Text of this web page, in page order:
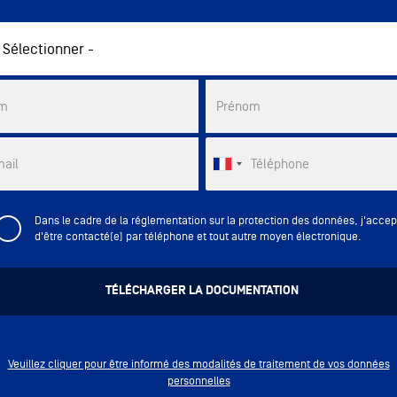
Prénom
Téléphone
Dans le cadre de la réglementation sur la protection des données,
d'être contacté(e) par téléphone et tout autre moyen électronique.
Veuillez cliquer pour être informé des modalités de traitement de vos données
personnelles